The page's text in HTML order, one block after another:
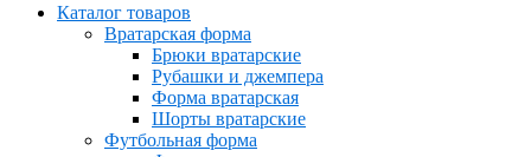
Каталог товаров
Вратарская форма
Брюки вратарские
Рубашки и джемпера
Форма вратарская
Шорты вратарские
Футбольная форма